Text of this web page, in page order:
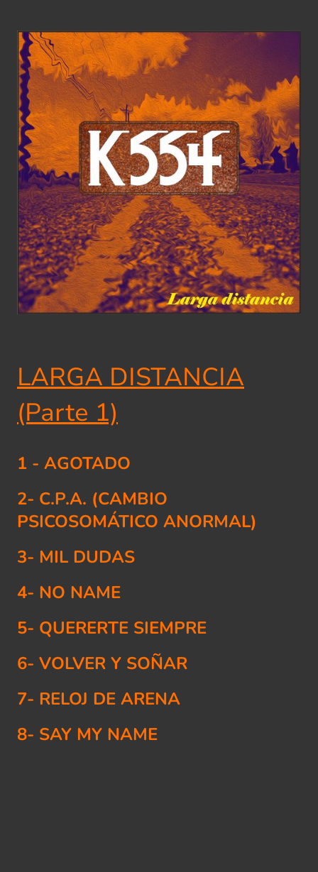
LARGA DISTANCIA
(Parte 1)
1 - AGOTADO
2- C.P.A. (CAMBIO
PSICOSOMÁTICO ANORMAL)
3- MIL DUDAS
4- NO NAME
5- QUERERTE SIEMPRE
6- VOLVER Y SOÑAR
7- RELOJ DE ARENA
8- SAY MY NAME